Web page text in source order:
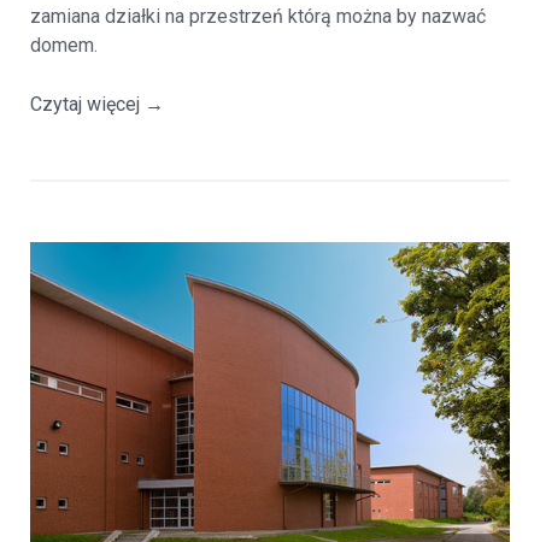
zamiana działki na przestrzeń którą można by nazwać
domem.
Czytaj więcej →